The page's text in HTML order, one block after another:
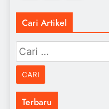
Cari Artikel
Cari
untuk:
Terbaru